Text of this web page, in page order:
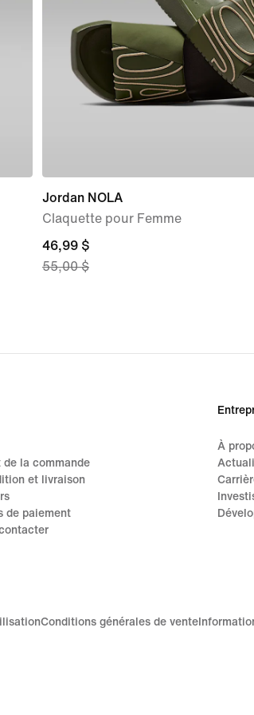
Jordan NOLA
Claquette pour Femme
current
price
55,00 $
46,99 $
55,00 $
de la commande
et livraison
de paiement
À
Conditions générales de vente